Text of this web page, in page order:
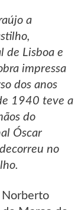
a
de Lisboa e
impressa
dos anos
1940 teve a
do
Óscar
no
Norberto